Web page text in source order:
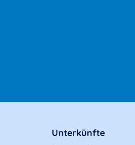
Unterkünfte